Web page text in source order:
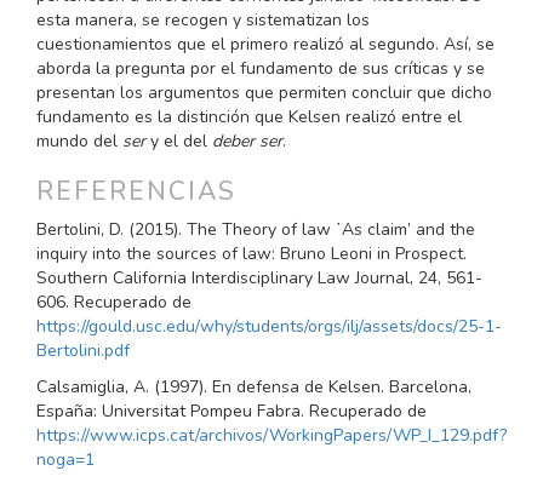
esta manera, se reco­gen y sistematizan los
cuestionamientos que el primero realizó al segundo. Así, se
aborda la pregunta por el fundamento de sus críti­cas y se
presentan los argumentos que permiten concluir que dicho
fundamento es la distinción que Kelsen realizó entre el
mundo del sery el del deber ser.
REFERENCIAS
Bertolini, D. (2015). The Theory of law ῾As claim’ and the
inquiry into the sources of law: Bruno Leoni in Prospect.
Southern California Interdisciplinary Law Journal, 24, 561-
606. Recuperado de
https://gould.usc.edu/why/students/orgs/ilj/assets/docs/25-1-
Bertolini.pdf
Calsamiglia, A. (1997). En defensa de Kelsen. Barcelona,
España: Universitat Pompeu Fabra. Recuperado de
https://www.icps.cat/archivos/WorkingPapers/WP_I_129.pdf?
noga=1